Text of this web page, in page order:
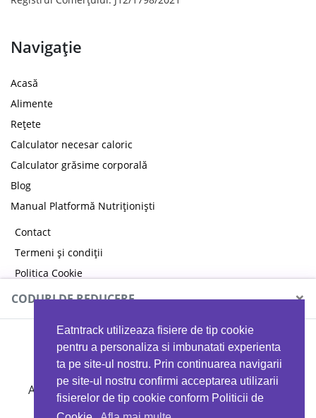
Eatntrack utilizeaza fisiere de tip cookie
pentru a personaliza si imbunatati experienta
ta pe site-ul nostru. Prin continuarea navigarii
pe site-ul nostru confirmi acceptarea utilizarii
fisierelor de tip cookie conform Politicii de
Navigație
Acasă
Alimente
Rețete
Calculator necesar caloric
Calculator grăsime corporală
Blog
Manual Platformă Nutriționiști
Contact
Termeni și condiții
Politica Cookie
Politica de confidențialitate
CODURI DE REDUCERE ×
MYPROTEIN
Ai 40%reducere la orice comandă folosind codul
EATTRACK